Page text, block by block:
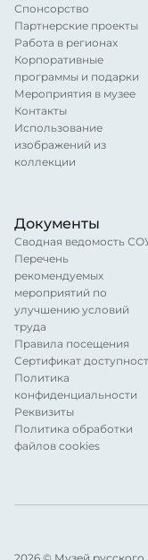
Спонсорство
Партнерские проекты
Работа в регионах
Корпоративные
программы и подарки
Мероприятия в музее
Контакты
Использование
изображений из
коллекции
Документы
Сводная ведомость
Перечень
рекомендуемых
мероприятий по
улучшению условий
труда
Правила посещения
Сертификат
Политика
конфиденциальности
Реквизиты
Политика обработки
файлов cookies